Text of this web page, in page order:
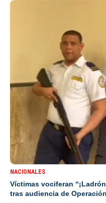
NACIONALES
Víctimas vociferan
tras audiencia de